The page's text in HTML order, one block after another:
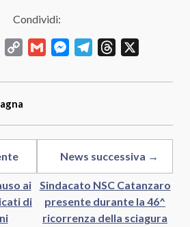
Condividi:
Email
Copy
Gmail MessengerTelegramThreads
ai
di
News successiva →
Sindacato NSC Catanzaro
presente durante la 46^
ricorrenza della sciagura